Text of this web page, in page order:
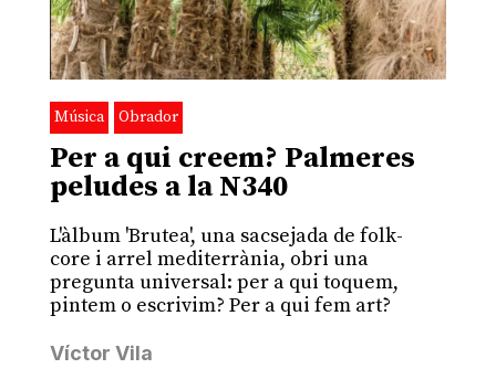
Música Obrador
Per a qui creem? Palmeres
peludes a la N340
L'àlbum 'Brutea', una sacsejada de folk-
core i arrel mediterrània, obri una
pregunta universal: per a qui toquem,
pintem o escrivim? Per a qui fem art?
Víctor Vila